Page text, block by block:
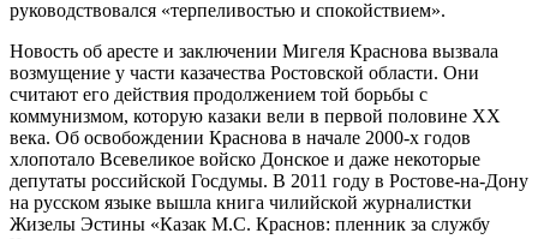
руководствовался «терпеливостью и спокойствием».
Новость об аресте и заключении Мигеля Краснова вызвала
возмущение у части казачества Ростовской области. Они
считают его действия продолжением той борьбы с
коммунизмом, которую казаки вели в первой половине XX
века. Об освобождении Краснова в начале 2000-х годов
хлопотало Всевеликое войско Донское и даже некоторые
депутаты российской Госдумы. В 2011 году в Ростове-на-Дону
на русском языке вышла книга чилийской журналистки
Жизелы Эстины «Казак М.С. Краснов: пленник за службу